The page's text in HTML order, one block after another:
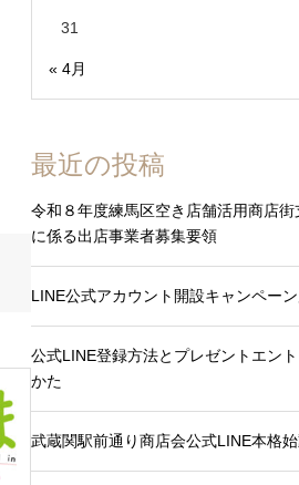
31
« 4月
最近の投稿
令和８年度練馬区空き店舗活用商店街
に係る出店事業者募集要領
LINE公式アカウント開設キャンペー
公式LINE登録方法とプレゼントエン
かた
武蔵関駅前通り商店会公式LINE本格始